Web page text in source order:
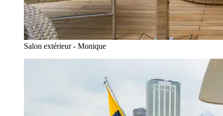
Salon extérieur - Monique